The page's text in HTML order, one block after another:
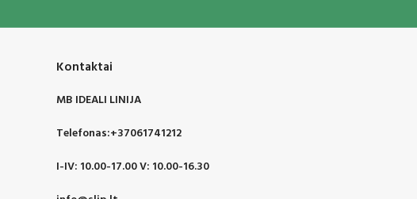
Kontaktai
MB IDEALI LINIJA
Telefonas:+37061741212
I-IV: 10.00-17.00 V: 10.00-16.30